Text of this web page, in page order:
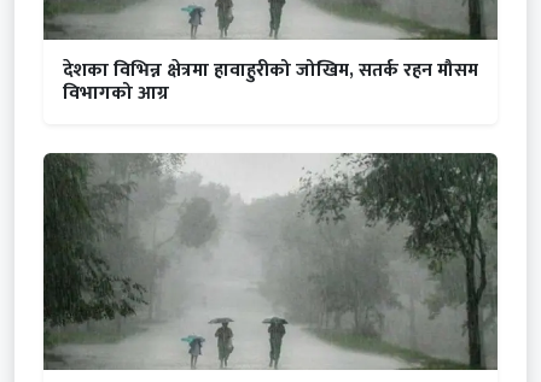
देशका विभिन्न क्षेत्रमा हावाहुरीको जोखिम, सतर्क रहन मौसम
विभागको आग्र